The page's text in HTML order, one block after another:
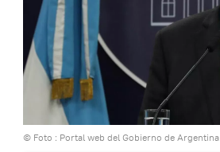
© Foto : Portal web del Gobierno de Argentina